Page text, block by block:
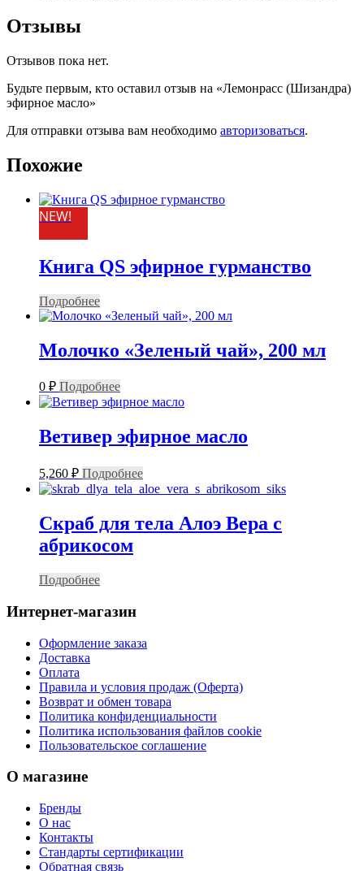
Отзывы
Отзывов пока нет.
Будьте первым, кто оставил отзыв на «Лемонрасс (Шизандра)
эфирное масло»
Для отправки отзыва вам необходимо авторизоваться.
Похожие
NEW!
Книга QS эфирное гурманство
Подробнее
Молочко «Зеленый чай», 200 мл
0 ₽ Подробнее
Ветивер эфирное масло
5,260 ₽ Подробнее
Скраб для тела Алоэ Вера с
абрикосом
Подробнее
Интернет-магазин
Оформление заказа
Доставка
Оплата
Правила и условия продаж (Оферта)
Возврат и обмен товара
Политика конфиденциальности
Политика использования файлов cookie
Пользовательское соглашение
О магазине
Бренды
О нас
Контакты
Стандарты сертификации
Обратная связь